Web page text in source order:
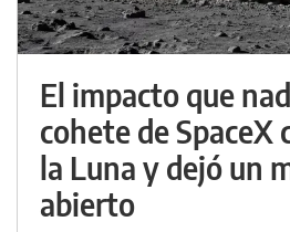
El impacto que
cohete de SpaceX
la Luna y dejó un
abierto